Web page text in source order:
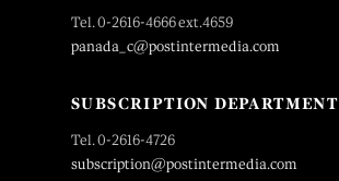
Tel. 0-2616-4666 ext.4659
panada_c@postintermedia.com
SUBSCRIPTION DEPARTMENT
Tel. 0-2616-4726
subscription@postintermedia.com